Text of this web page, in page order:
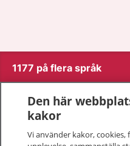
1177 på flera språk
Om 1177
Kontakt
Den här
kakor
Vi använder kakor,